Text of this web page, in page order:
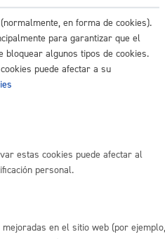
y urbanismo
en forma de cookies).
para garantizar que el
bloquear algunos tipos de cookies.
puede afectar a su
estas cookies puede afectar al
personal.
en el sitio web (por ejemplo,